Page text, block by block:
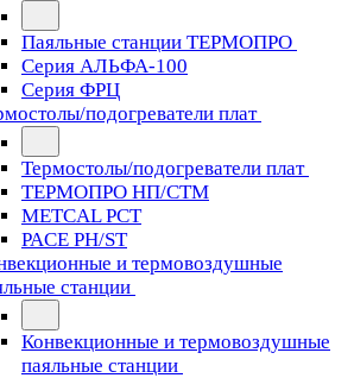
Паяльные станции ТЕРМОПРО
Серия АЛЬФА-100
Серия ФРЦ
подогреватели плат
Термостолы/подогреватели плат
ТЕРМОПРО НП/СТМ
METCAL PCT
PACE PH/ST
и термовоздушные
станции
Конвекционные и термовоздушные
паяльные станции